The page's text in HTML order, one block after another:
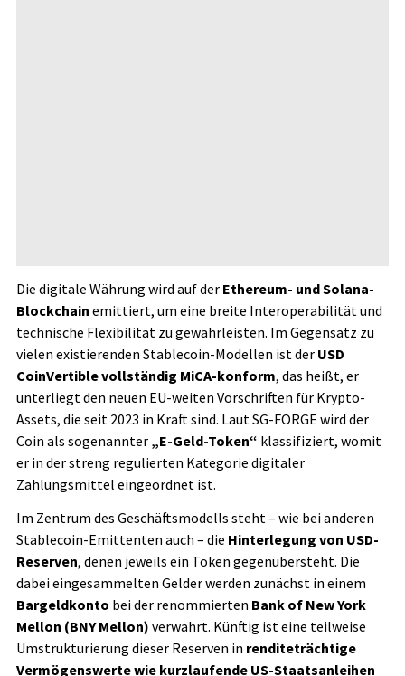
Die digitale Währung wird auf der Ethereum- und Solana-
Blockchain emittiert, um eine breite Interoperabilität und
technische Flexibilität zu gewährleisten. Im Gegensatz zu
vielen existierenden Stablecoin-Modellen ist der USD
CoinVertible vollständig MiCA-konform, das heißt, er
unterliegt den neuen EU-weiten Vorschriften für Krypto-
Assets, die seit 2023 in Kraft sind. Laut SG-FORGE wird der
Coin als sogenannter „E-Geld-Token“ klassifiziert, womit
er in der streng regulierten Kategorie digitaler
Zahlungsmittel eingeordnet ist.
Im Zentrum des Geschäftsmodells steht – wie bei anderen
Stablecoin-Emittenten auch – die Hinterlegung von USD-
Reserven, denen jeweils ein Token gegenübersteht. Die
dabei eingesammelten Gelder werden zunächst in einem
Bargeldkonto bei der renommierten Bank of New York
Mellon (BNY Mellon) verwahrt. Künftig ist eine teilweise
Umstrukturierung dieser Reserven in renditeträchtige
Vermögenswerte wie kurzlaufende US-Staatsanleihen